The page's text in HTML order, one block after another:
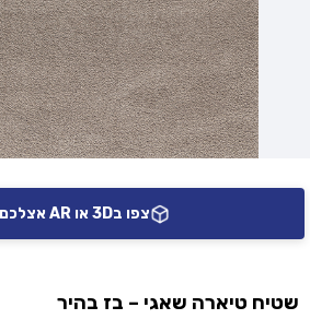
צפו ב3D או AR אצלכם בבית
שטיח טיארה שאגי – בז בהיר